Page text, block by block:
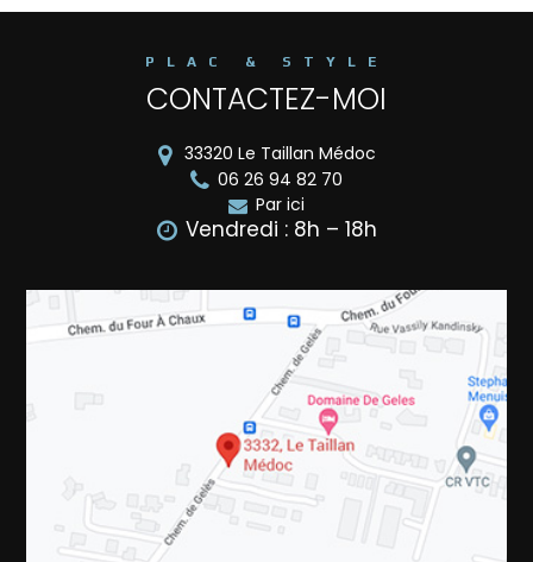
PLAC & STYLE
CONTACTEZ-MOI
33320 Le Taillan Médoc
06 26 94 82 70
Par ici
Vendredi : 8h – 18h